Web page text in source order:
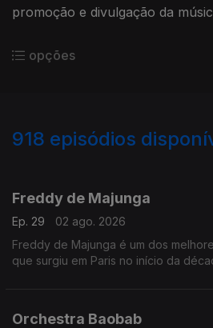
promoção e divulgação da
opções
918 episódios
Freddy de Majunga
Ep. 29
02 ago. 2026
Freddy de Majunga é um dos
que surgiu em Paris no início da
Orchestra Baobab